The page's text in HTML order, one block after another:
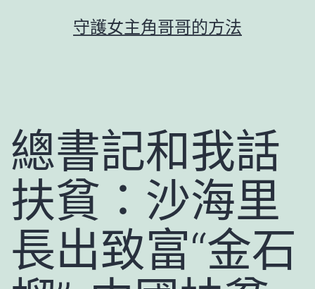
守護女主角哥哥的方法
總書記和我話
扶貧：沙海里
長出致富“金石